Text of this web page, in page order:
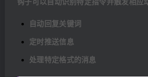
钩子可以自动识别特定指令并触发相应
自动回复关键词
定时推送信息
处理特定格式的消息